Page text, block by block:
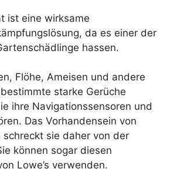
ist eine wirksame
da es einer der
hassen.
Flöhe, Ameisen und andere
starke Gerüche
ihre Navigationssensoren und
Das Vorhandensein von
schreckt sie daher von der
können sogar diesen
Lowe’s verwenden.